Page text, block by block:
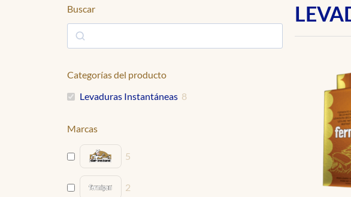
Buscar
Categorías del producto
Levaduras Instantáneas 8
Marcas
5
2